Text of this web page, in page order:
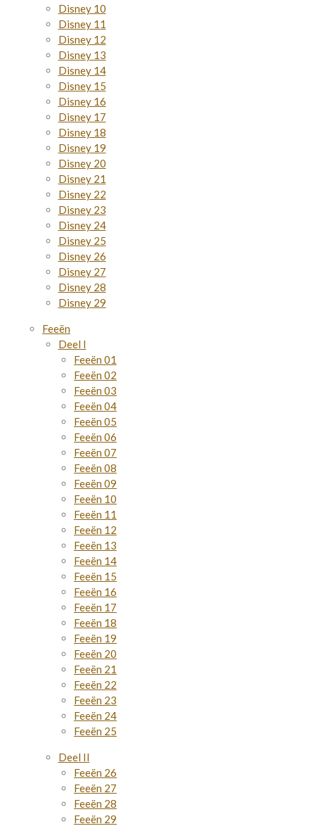
Disney 10
Disney 11
Disney 12
Disney 13
Disney 14
Disney 15
Disney 16
Disney 17
Disney 18
Disney 19
Disney 20
Disney 21
Disney 22
Disney 23
Disney 24
Disney 25
Disney 26
Disney 27
Disney 28
Disney 29
Feeën
Deel I
Feeën 01
Feeën 02
Feeën 03
Feeën 04
Feeën 05
Feeën 06
Feeën 07
Feeën 08
Feeën 09
Feeën 10
Feeën 11
Feeën 12
Feeën 13
Feeën 14
Feeën 15
Feeën 16
Feeën 17
Feeën 18
Feeën 19
Feeën 20
Feeën 21
Feeën 22
Feeën 23
Feeën 24
Feeën 25
Deel II
Feeën 26
Feeën 27
Feeën 28
Feeën 29